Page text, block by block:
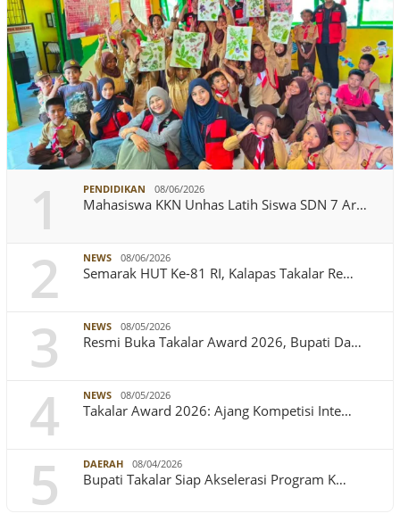
1 PENDIDIKAN 08/06/2026
Mahasiswa KKN Unhas Latih Siswa SDN 7 Ar…
2 NEWS 08/06/2026
Semarak HUT Ke-81 RI, Kalapas Takalar Re…
3 NEWS 08/05/2026
Resmi Buka Takalar Award 2026, Bupati Da…
4 NEWS 08/05/2026
Takalar Award 2026: Ajang Kompetisi Inte…
5 DAERAH 08/04/2026
Bupati Takalar Siap Akselerasi Program K…